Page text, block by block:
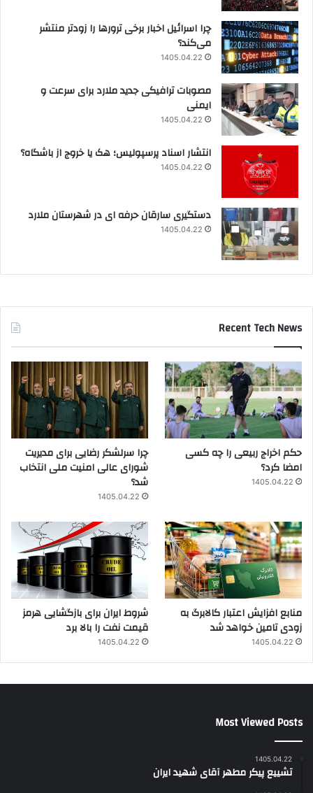
چرا اسرائیل اخبار برخی ترورها را زودتر منتشر
می‌کند؟
1405.04.22
مصوبات ترافیکی جدید ملارد برای سرعت و
ایمنی
1405.04.22
انتشار اسناد پرسپولیس؛ هک یا خروج از باشگاه؟
1405.04.22
دستگیری سارقان حرفه ای در شهرستان ملارد
1405.04.22
Recent Tech News
حکم اخراج ربیعی را چه کسی
امضا کرد؟
1405.04.22
چرا سرلشکر رضایی برای مدیریت
شورای عالی امنیت ملی انتخاب
شد؟
1405.04.22
منابع افزایش اعتبار کالابرگ به
زودی تامین خواهد شد
1405.04.22
شروط ایران برای بازگشایی هرمز
قیمت نفت را بالا برد
1405.04.22
Most Viewed Posts
1405.04.22
تشییع پیکر مطهر آقای شهید ایران